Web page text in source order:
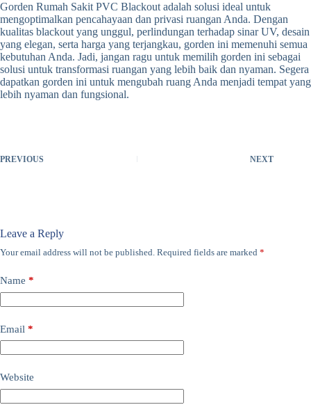
Gorden Rumah Sakit PVC Blackout adalah solusi ideal untuk
mengoptimalkan pencahayaan dan privasi ruangan Anda. Dengan
kualitas blackout yang unggul, perlindungan terhadap sinar UV, desain
yang elegan, serta harga yang terjangkau, gorden ini memenuhi semua
kebutuhan Anda. Jadi, jangan ragu untuk memilih gorden ini sebagai
solusi untuk transformasi ruangan yang lebih baik dan nyaman. Segera
dapatkan gorden ini untuk mengubah ruang Anda menjadi tempat yang
lebih nyaman dan fungsional.
PREVIOUS NEXT
Leave a Reply
Your email address will not be published. Required fields are marked *
Name *
Email *
Website